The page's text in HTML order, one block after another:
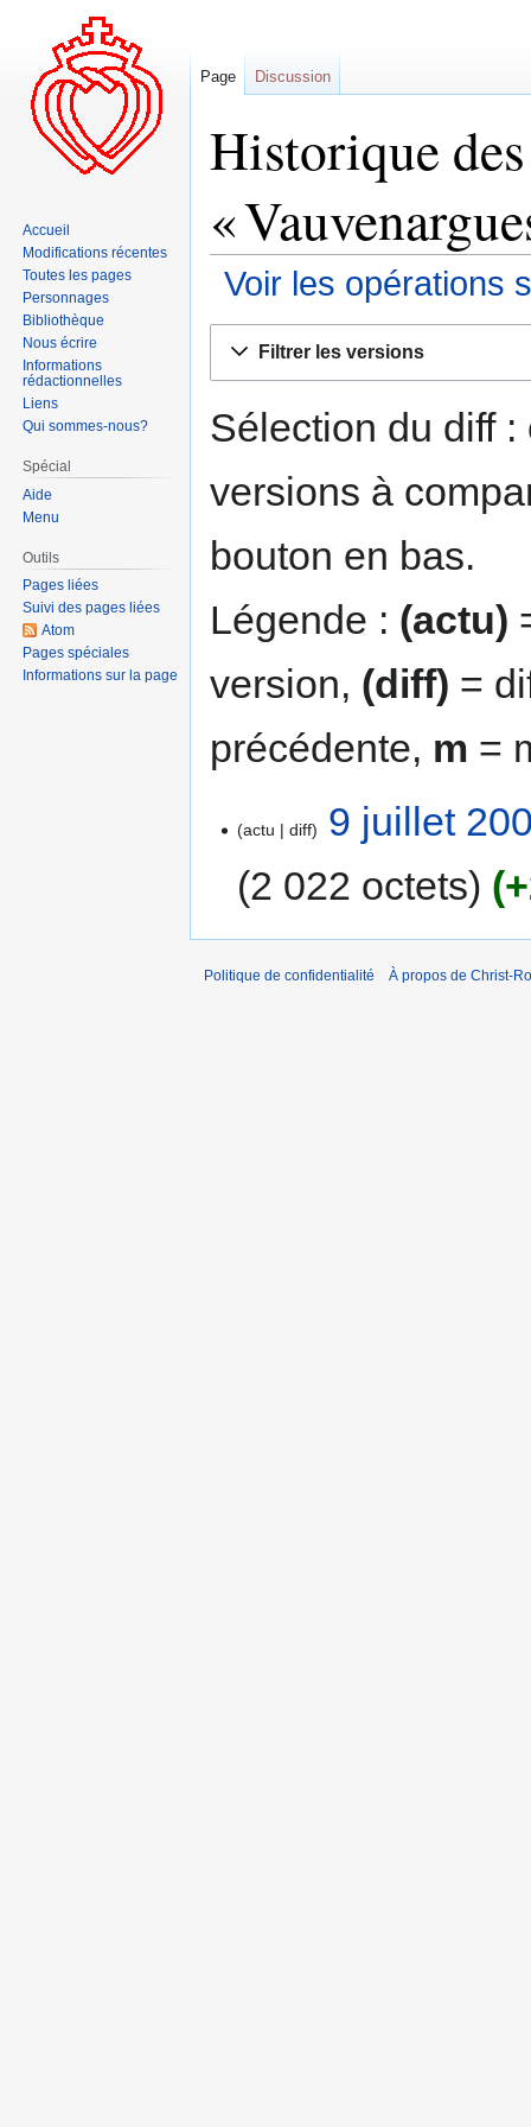
Historique
«
Voir les opérations
navigation
recherche
Filtrer les versions
Sélection du diff
versions à
bouton en bas.
Légende : (actu)
version, (diff) =
précédente, m =
actu diff
9 juillet
2 022 octets
Page Discussion
Accueil
Modifications récentes
Toutes les pages
Personnages
Bibliothèque
Nous écrire
Informations
rédactionnelles
Liens
Qui sommes-nous?
Spécial
Aide
Menu
Outils
Pages liées
Suivi des pages liées
Atom
Pages spéciales
Informations sur la page
Politique de confidentialité À propos de Christ-